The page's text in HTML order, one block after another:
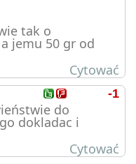
tak o
jemu 50 gr od
Cytować
-1
do
dokladac i
Cytować